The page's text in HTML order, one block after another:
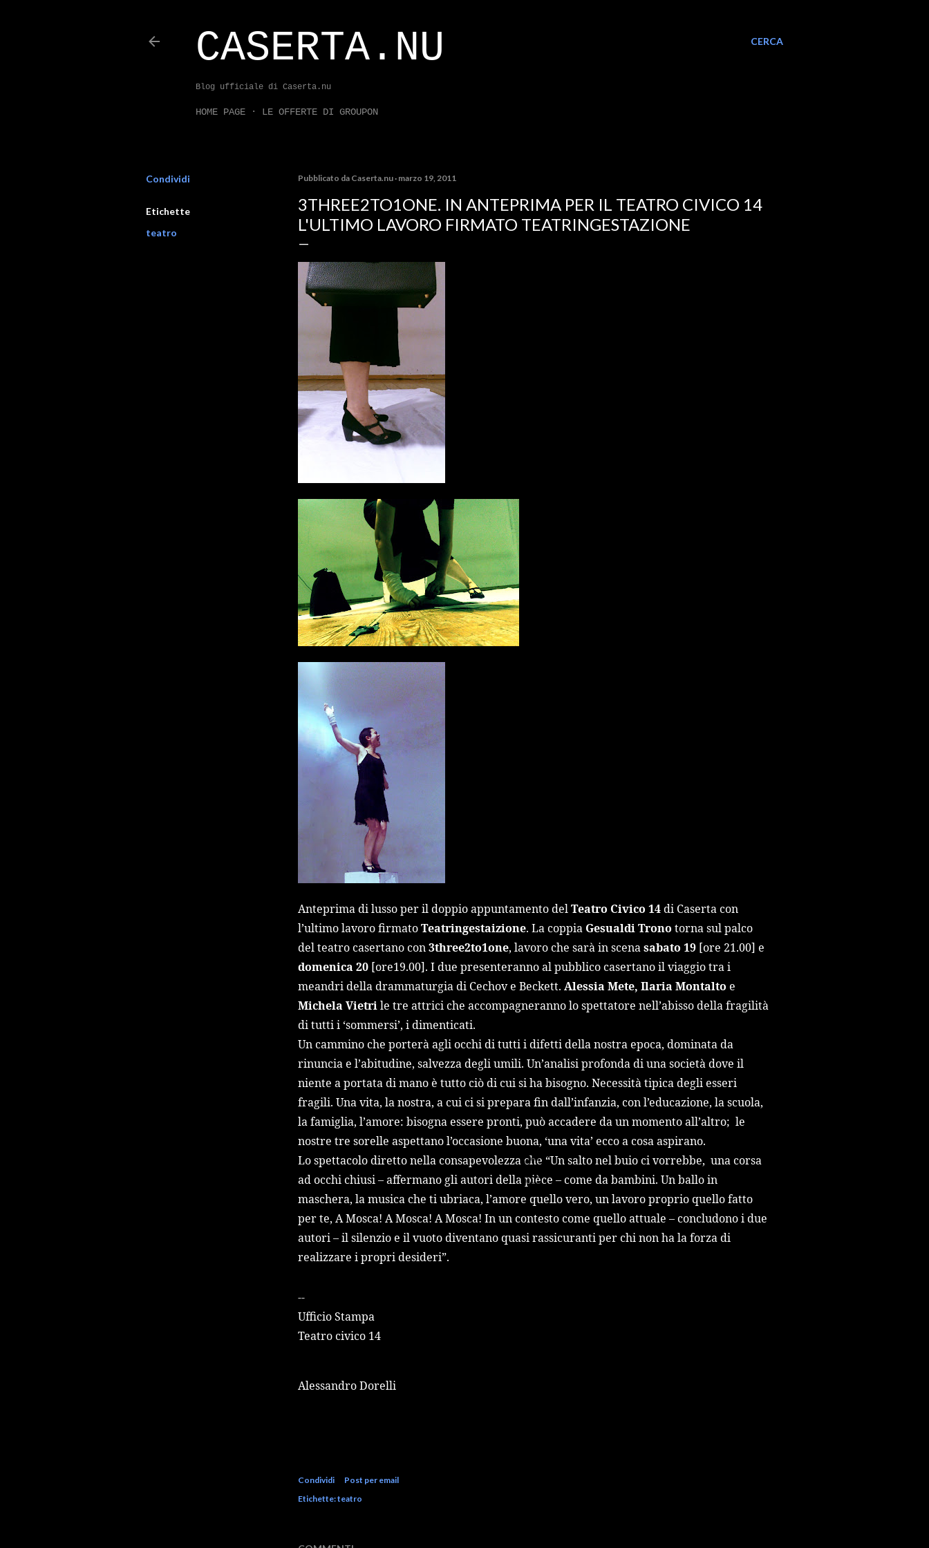
CERCA
CASERTA.NU
Blog ufficiale di Caserta.nu
HOME PAGE LE OFFERTE DI GROUPON
Condividi
Etichette
teatro
Pubblicato da Caserta.nu marzo 19, 2011
3THREE2TO1ONE. IN ANTEPRIMA PER IL TEATRO CIVICO 14
L'ULTIMO LAVORO FIRMATO TEATRINGESTAZIONE
Anteprima di lusso per il doppio appuntamento delTeatro Civico 14di Caserta con
l’ultimo lavoro firmatoTeatringestaizione. La coppia Gesualdi Trono torna sul palco
del teatro casertano con3three2to1one, lavoro che sarà in scenasabato 19 [ore 21.00] e
domenica 20 [ore19.00]. I due presenteranno al pubblico casertano il viaggio tra i
meandri della drammaturgia di Cechov e Beckett. Alessia Mete, Ilaria Montalto e
Michela Vietrile tre attrici che accompagneranno lo spettatore nell’abisso della fragilità
di tutti i ‘sommersi’, i dimenticati.
Un cammino che porterà agli occhi di tutti i difetti della nostra epoca, dominata da
rinuncia e l’abitudine, salvezza degli umili. Un’analisi profonda di una società dove il
niente a portata di mano è tutto ciò di cui si ha bisogno. Necessità tipica degli esseri
fragili. Una vita, la nostra, a cui ci si prepara fin dall’infanzia, con l’educazione, la scuola,
la famiglia, l’amore: bisogna essere pronti, può accadere da un momento all’altro; le
nostre tre sorelle aspettano l’occasione buona, ‘una vita’ ecco a cosa aspirano.
Lo spettacolo diretto nella consapevolezza che “Un salto nel buio ci vorrebbe, una corsa
ad occhi chiusi – affermano gli autori della pièce – come da bambini. Un ballo in
maschera, la musica che ti ubriaca, l’amore quello vero, un lavoro proprio quello fatto
per te, A Mosca! A Mosca! A Mosca! In un contesto come quello attuale – concludono i due
autori – il silenzio e il vuoto diventano quasi rassicuranti per chi non ha la forza di
realizzare i propri desideri”.
--
Ufficio Stampa
Teatro civico 14
Alessandro Dorelli
Condividi
Post per email
Etichette:teatro